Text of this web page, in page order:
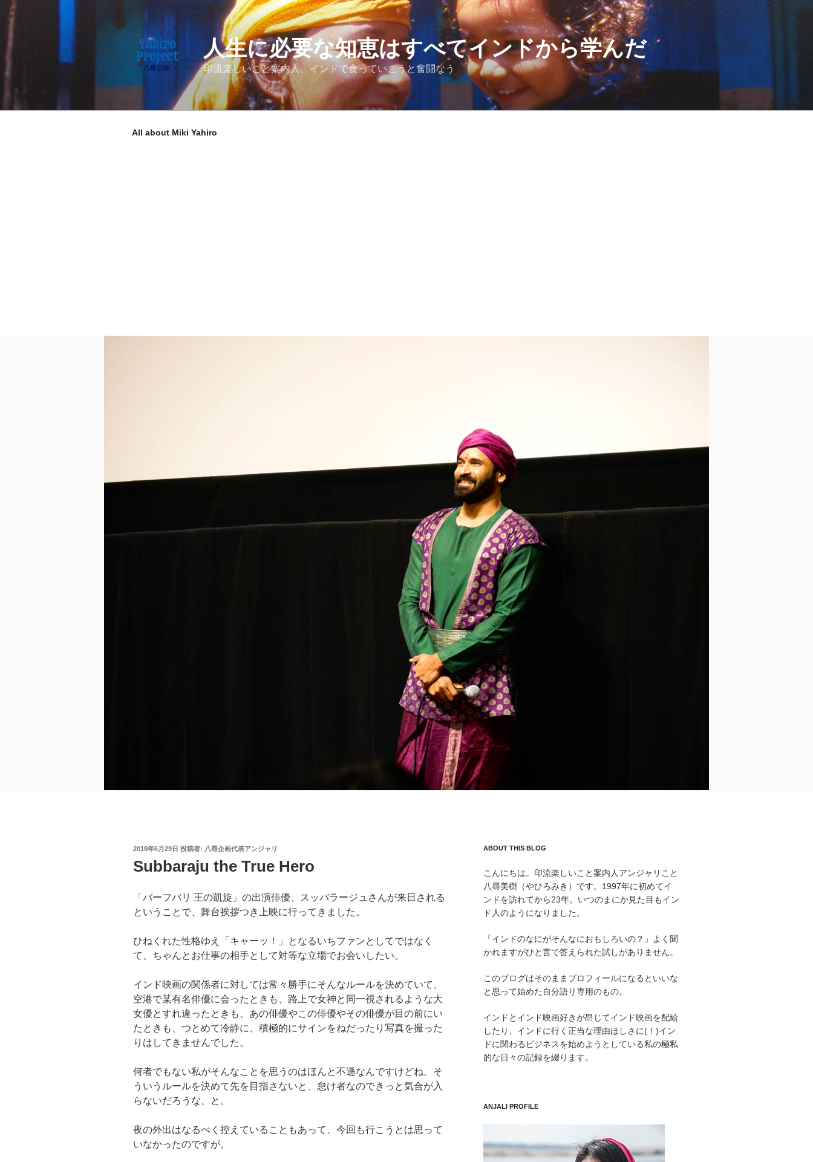
ン
へ
ス
キ
人生に必要な知恵はすべてインドから学んだ
印流楽しいこと案内人、インドで食っていこうと奮闘なう
All about Miki Yahiro
投
日:
2018年6月29日 投稿者: 八尋企画代表アンジャリ
Subbaraju the True Hero
「バーフバリ 王の凱旋」の出演俳優、スッバラージュさんが来日される
ということで、舞台挨拶つき上映に行ってきました。
ひねくれた性格ゆえ「キャーッ！」となるいちファンとしてではなく
て、ちゃんとお仕事の相手として対等な立場でお会いしたい。
インド映画の関係者に対しては常々勝手にそんなルールを決めていて、
空港で某有名俳優に会ったときも、路上で女神と同一視されるような大
女優とすれ違ったときも、あの俳優やこの俳優やその俳優が目の前にい
たときも、つとめて冷静に、積極的にサインをねだったり写真を撮った
りはしてきませんでした。
何者でもない私がそんなことを思うのはほんと不遜なんですけどね。そ
ういうルールを決めて先を目指さないと、怠け者なのできっと気合が入
らないだろうな、と。
夜の外出はなるべく控えていることもあって、今回も行こうとは思って
いなかったのですが。
ABOUT THIS BLOG
こんにちは。印流楽しいこと案内人アンジャリこと
八尋美樹（やひろみき）です。1997年に初めてイ
ンドを訪れてから23年。いつのまにか見た目もイン
ド人のようになりました。
「インドのなにがそんなにおもしろいの？」よく聞
かれますがひと言で答えられた試しがありません。
このブログはそのままプロフィールになるといいな
と思って始めた自分語り専用のもの。
インドとインド映画好きが昂じてインド映画を配給
したり、インドに行く正当な理由ほしさに(！)イン
ドに関わるビジネスを始めようとしている私の極私
的な日々の記録を綴ります。
ANJALI PROFILE